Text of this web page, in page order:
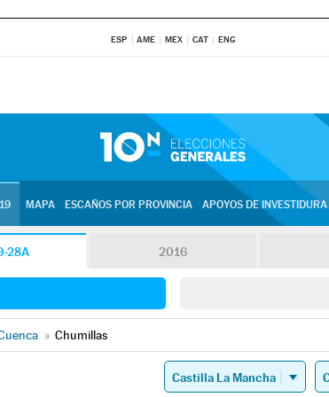
ESP AME MEX CAT ENG
MAPA ESCAÑOS POR PROVINCIA APOYOS DE INVESTIDURA
28A 2016
» Chumillas